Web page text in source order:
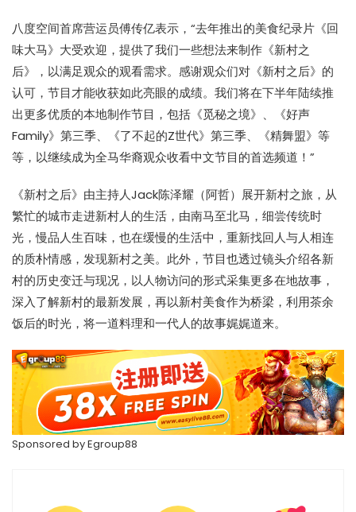
八度空间首席营运员傅传亿表示，“去年推出的美食纪录片《回
味大马》大受欢迎，提供了我们一些想法来制作《新村之
后》，以满足观众的观看需求。感谢观众们对《新村之后》的
认可，节目才能收获如此亮眼的成绩。我们将在下半年陆续推
出更多优质的本地制作节目，包括《觅秘之境》、《好声
Family》第三季、《了不起的Z世代》第三季、《精舞盟》等
等，以继续成为全马华裔观众收看中文节目的首选频道！”
《新村之后》由主持人Jack陈泽耀（阿哲）展开新村之旅，从
繁忙的城市走进新村人的生活，由南马至北马，细尝传统时
光，慢品人生百味，也在缓慢的生活中，重新找回人与人相连
的质朴情感，发现新村之美。此外，节目也透过镜头介绍各新
村的历史变迁与现况，以人物访问的形式采集更多在地故事，
深入了解新村的最新发展，再以新村美食作为桥梁，利用茶余
饭后的时光，将一道料理和一代人的故事娓娓道来。
Sponsored byEgroup88